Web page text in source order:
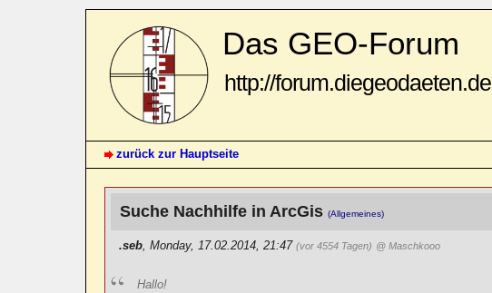
Das GEO-Forum
http://forum.diegeodaeten.de
zurück zur Hauptseite
Suche Nachhilfe in ArcGis(Allgemeines)
.seb ,Monday, 17.02.2014, 21:47(vor 4554 Tagen) @ Maschkooo
Hallo!